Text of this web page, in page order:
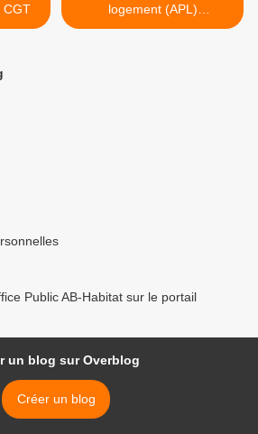
CGT
logement (APL)
n’augmenteront-elles pas
Public AB-Habitat sur le portail
un blog sur Overblog
Créer un blog